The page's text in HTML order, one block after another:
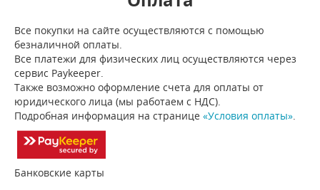
Все покупки на сайте осуществляются с помощью
безналичной оплаты.
Все платежи для физических лиц осуществляются через
сервис Paykeeper.
Также возможно оформление счета для оплаты от
юридического лица (мы работаем с НДС).
Подробная информация на странице «Условия оплаты»
Банковские карты